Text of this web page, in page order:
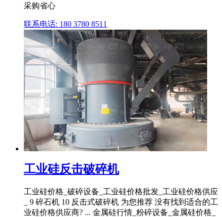
采购省心
联系电话: 180 3780 8511
工业硅反击破碎机
工业硅价格_破碎设备_工业硅价格批发_工业硅价格供应
_ 9 碎石机 10 反击式破碎机 为您推荐 没有找到适合的工
业硅价格供应商? ... 金属硅行情_粉碎设备_金属硅价格_